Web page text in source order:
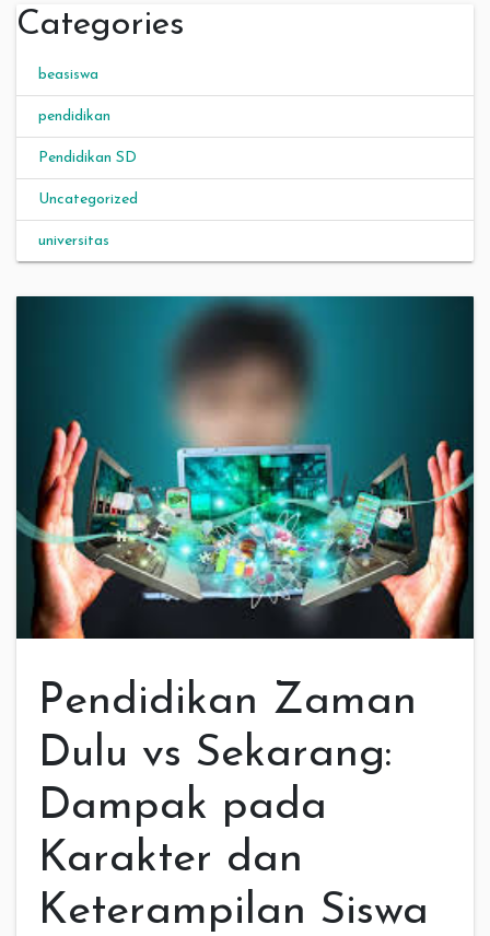
Categories
beasiswa
pendidikan
Pendidikan SD
Uncategorized
universitas
Pendidikan Zaman
Dulu vs Sekarang:
Dampak pada
Karakter dan
Keterampilan Siswa